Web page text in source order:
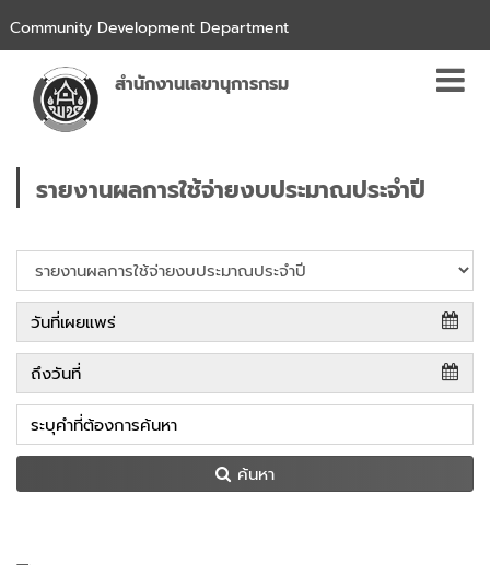
Community Development Department
สำนักงานเลขานุการกรม
รายงานผลการใช้จ่ายงบประมาณประจำปี
ค้นหา